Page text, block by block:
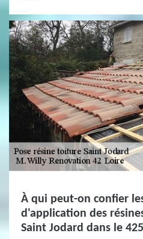
À qui peut-on confier
d'application des
Saint Jodard dans le